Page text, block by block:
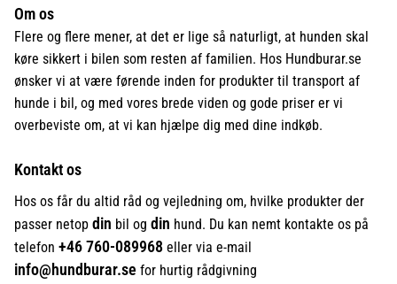
Om os
Flere og flere mener, at det er lige så naturligt, at hunden skal
køre sikkert i bilen som resten af familien. Hos Hundburar.se
ønsker vi at være førende inden for produkter til transport af
hunde i bil, og med vores brede viden og gode priser er vi
overbeviste om, at vi kan hjælpe dig med dine indkøb.
Kontakt os
Hos os får du altid råd og vejledning om, hvilke produkter der
passer netop din bil og din hund. Du kan nemt kontakte os på
telefon +46760-089968 eller via e-mail
info@hundburar.se for hurtig rådgivning